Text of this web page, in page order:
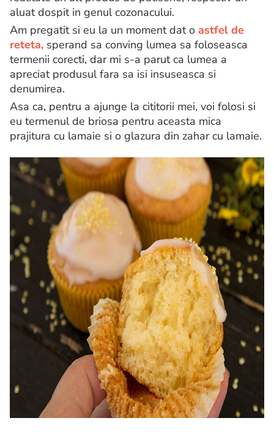
aluat dospit in genul cozonacului.
Am pregatit si eu la un moment dat o astfel de
reteta, sperand sa conving lumea sa foloseasca
termenii corecti, dar mi s-a parut ca lumea a
apreciat produsul fara sa isi insuseasca si
denumirea.
Asa ca, pentru a ajunge la cititorii mei, voi folosi si
eu termenul de briosa pentru aceasta mica
prajitura cu lamaie si o glazura din zahar cu lamaie.